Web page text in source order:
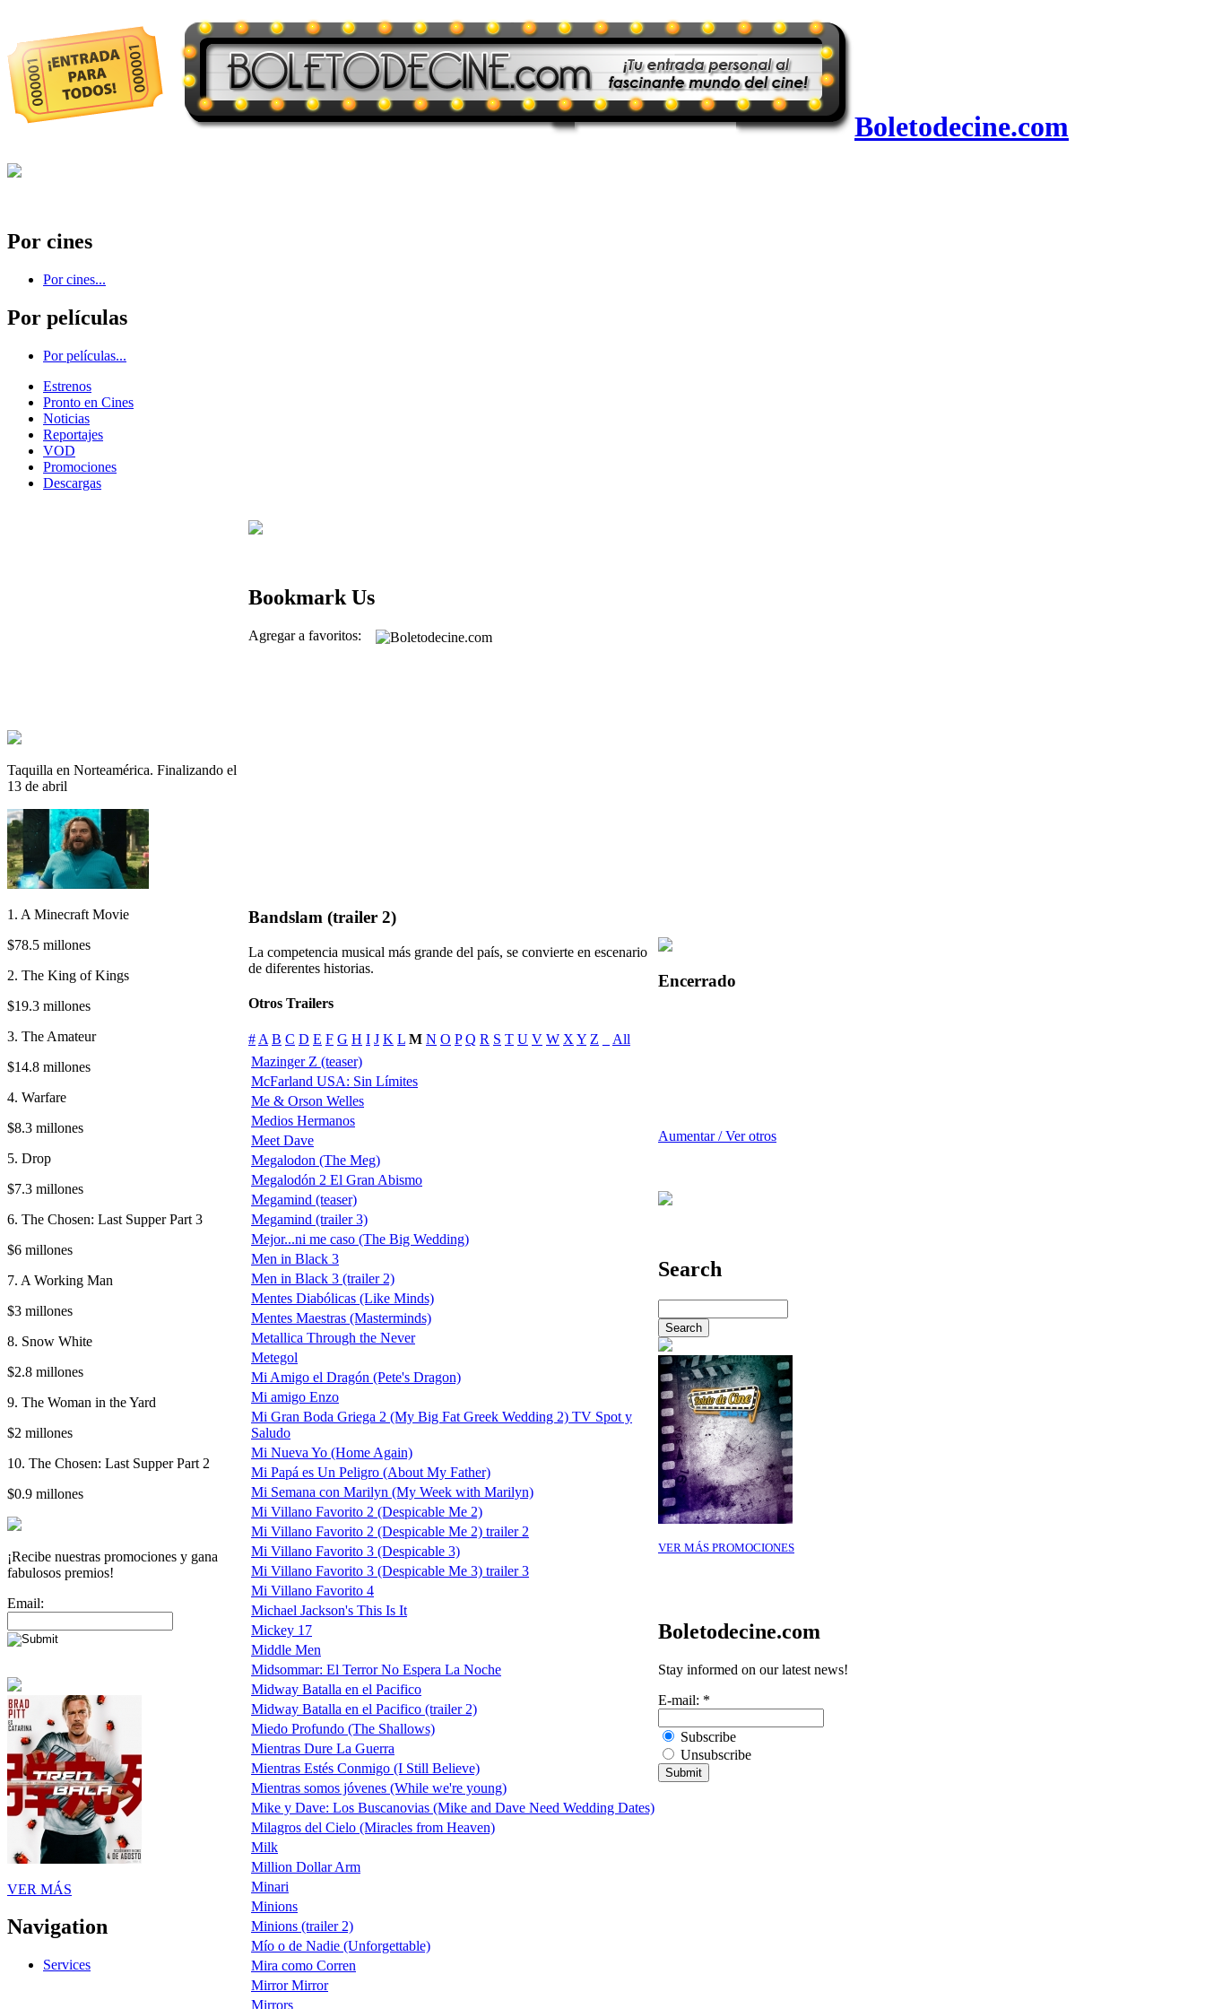
Boletodecine.com
Por cines
Por cines...
Por películas
Por películas...
Estrenos
Pronto en Cines
Noticias
Reportajes
VOD
Promociones
Descargas
Taquilla en Norteamérica. Finalizando el
13 de abril
1. A Minecraft Movie
$78.5 millones
2. The King of Kings
$19.3 millones
3. The Amateur
$14.8 millones
4. Warfare
$8.3 millones
5. Drop
$7.3 millones
6. The Chosen: Last Supper Part 3
$6 millones
7. A Working Man
$3 millones
8. Snow White
$2.8 millones
9. The Woman in the Yard
$2 millones
10. The Chosen: Last Supper Part 2
$0.9 millones
¡Recibe nuestras promociones y gana
fabulosos premios!
Email:
VER MÁS
Navigation
Services
Bookmark Us
Agregar a favoritos:
Bandslam (trailer 2)
La competencia musical más grande del país, se convierte en escenario
de diferentes historias.
Otros Trailers
# A B C D E F G H I J K L M N O P Q R S T U V W X Y Z
All
Mazinger Z (teaser)
McFarland USA: Sin Límites
Me & Orson Welles
Medios Hermanos
Meet Dave
Megalodon (The Meg)
Megalodón 2 El Gran Abismo
Megamind (teaser)
Megamind (trailer 3)
Mejor...ni me caso (The Big Wedding)
Men in Black 3
Men in Black 3 (trailer 2)
Mentes Diabólicas (Like Minds)
Mentes Maestras (Masterminds)
Metallica Through the Never
Metegol
Mi Amigo el Dragón (Pete's Dragon)
Mi amigo Enzo
Mi Gran Boda Griega 2 (My Big Fat Greek Wedding 2) TV Spot y
Saludo
Mi Nueva Yo (Home Again)
Mi Papá es Un Peligro (About My Father)
Mi Semana con Marilyn (My Week with Marilyn)
Mi Villano Favorito 2 (Despicable Me 2)
Mi Villano Favorito 2 (Despicable Me 2) trailer 2
Mi Villano Favorito 3 (Despicable 3)
Mi Villano Favorito 3 (Despicable Me 3) trailer 3
Mi Villano Favorito 4
Michael Jackson's This Is It
Mickey 17
Middle Men
Midsommar: El Terror No Espera La Noche
Midway Batalla en el Pacifico
Midway Batalla en el Pacifico (trailer 2)
Miedo Profundo (The Shallows)
Mientras Dure La Guerra
Mientras Estés Conmigo (I Still Believe)
Mientras somos jóvenes (While we're young)
Mike y Dave: Los Buscanovias (Mike and Dave Need Wedding Dates)
Milagros del Cielo (Miracles from Heaven)
Milk
Million Dollar Arm
Minari
Minions
Minions (trailer 2)
Mío o de Nadie (Unforgettable)
Mira como Corren
Mirror Mirror
Mirrors
Encerrado
Aumentar / Ver otros
Search
VER MÁS PROMOCIONES
Boletodecine.com
Stay informed on our latest news!
E-mail: *
Subscribe
Unsubscribe